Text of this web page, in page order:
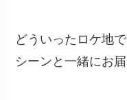
どういったロケ地
シーンと一緒にお